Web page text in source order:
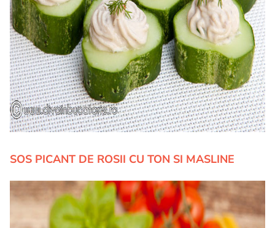
SOS PICANT DE ROSII CU TON SI MASLINE